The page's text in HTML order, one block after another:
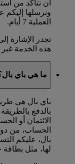
أن نتأكد من
ونرسلها إليكم
العملية 7 أيام.
تجدر الإشارة
هذه الخدمة
ما هي باي
باي بال هي
بالدفع
الائتمان أو
الحساب، من
بال، عليكم
لها، مثل